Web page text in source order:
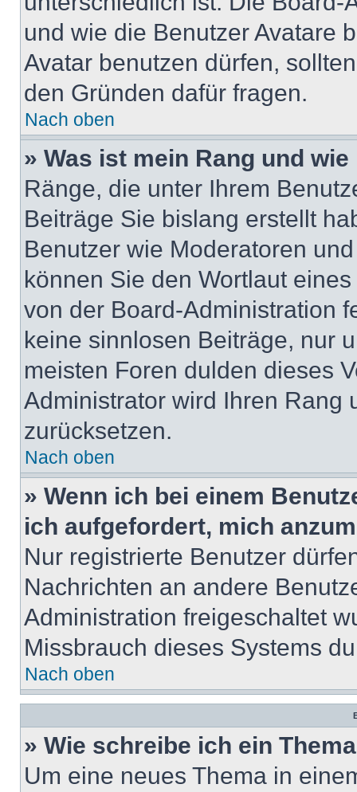
und wie die Benutzer Avatare
Avatar benutzen dürfen,
den Gründen dafür fragen.
Nach oben
» Was ist mein Rang und
Ränge, die unter Ihrem
Beiträge Sie bislang erstellt
Benutzer wie Moderatoren
können Sie den Wortlaut
von der Board-Administration
keine sinnlosen Beiträge, nur
meisten Foren dulden dieses
Administrator wird Ihren Rang
zurücksetzen.
Nach oben
» Wenn ich bei einem
ich aufgefordert, mich
Nur registrierte Benutzer
Nachrichten an andere
Administration freigeschaltet
Missbrauch dieses Systems
Nach oben
» Wie schreibe ich ein
Um eine neues Thema in